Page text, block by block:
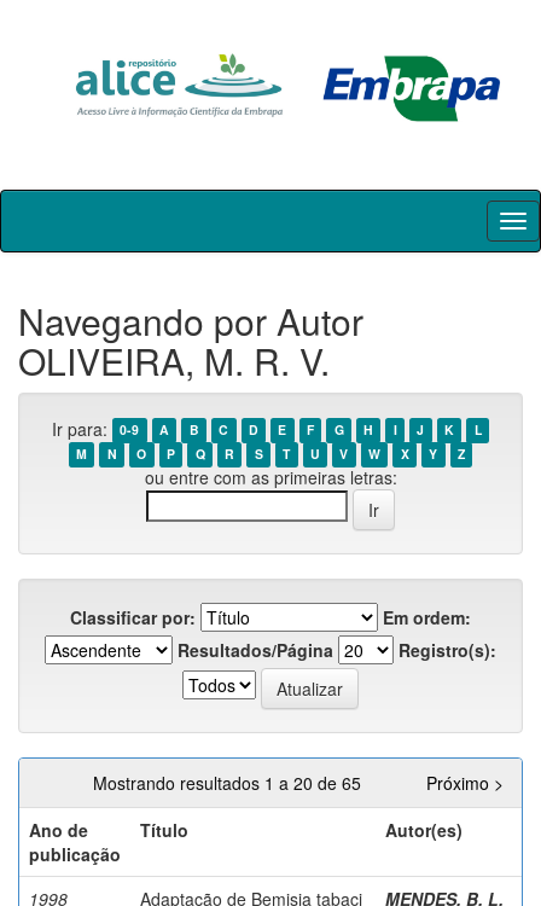
Skip
Navegando por Autor
OLIVEIRA, M. R. V.
Ir para: 0-9 A B C D E F G H I J K
L
M
N O P Q R S T U V W X Y Z
ou entre com as primeiras letras:
Classificar por:
Em ordem:
Resultados/Página
Registro(s):
Mostrando resultados 1 a 20 de 65
Próximo >
Ano de
publicação
Título Autor(es)
1998
Adaptação de Bemisia tabaci
MENDES, B. L.